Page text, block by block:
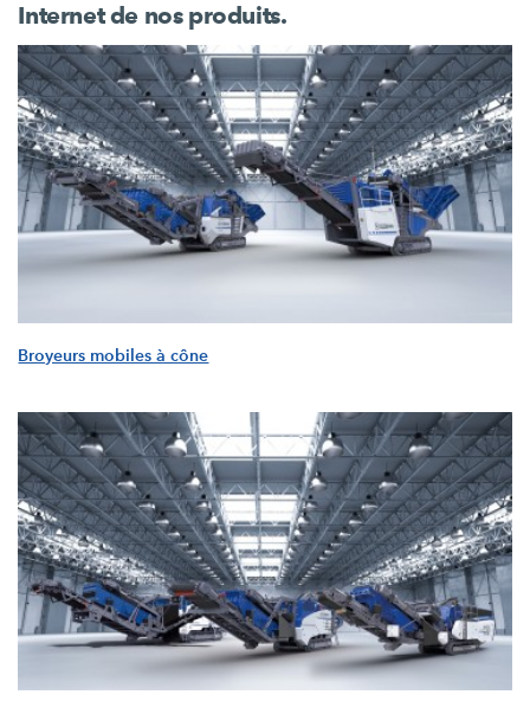
Internet de nos produits.
Broyeurs mobiles à cône